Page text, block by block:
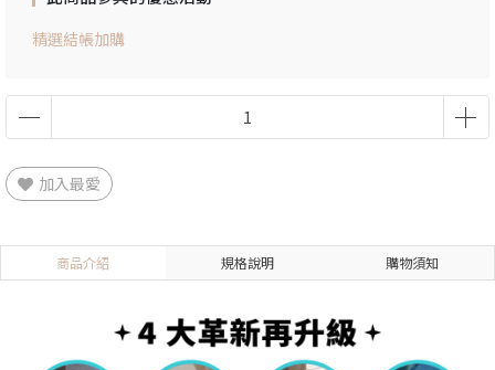
精選結帳加購
加入最愛
商品介紹 規格說明 購物須知